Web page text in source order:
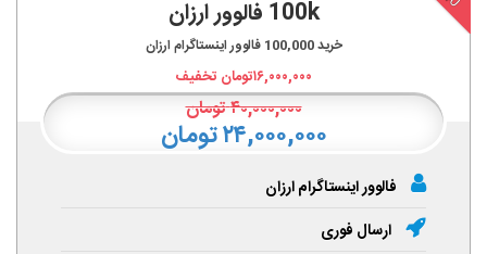
100k فالوور ارزان
خرید100,000 فالوور اینستاگرام ارزان
۱۶,۰۰۰,۰۰۰تومان تخفیف
۴۰,۰۰۰,۰۰۰تومان
۲۴,۰۰۰,۰۰۰ تومان
فالوور اینستاگرام ارزان
ارسال فوری